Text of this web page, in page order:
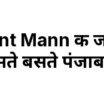
Mann की
बसते पंजाब